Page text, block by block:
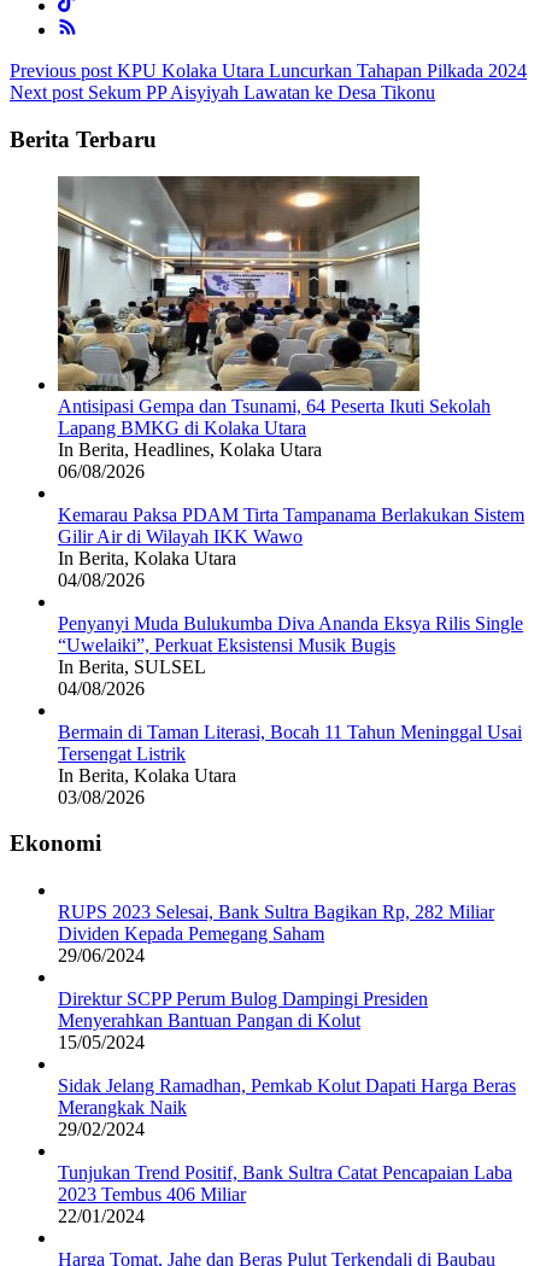
Post
navigation
Previous post KPU Kolaka Utara Luncurkan Tahapan Pilkada 2024
Next post Sekum PP Aisyiyah Lawatan ke Desa Tikonu
Berita Terbaru
Antisipasi Gempa dan Tsunami, 64 Peserta Ikuti Sekolah
Lapang BMKG di Kolaka Utara
In Berita, Headlines, Kolaka Utara
06/08/2026
Kemarau Paksa PDAM Tirta Tampanama Berlakukan Sistem
Gilir Air di Wilayah IKK Wawo
In Berita, Kolaka Utara
04/08/2026
Penyanyi Muda Bulukumba Diva Ananda Eksya Rilis Single
“Uwelaiki”, Perkuat Eksistensi Musik Bugis
In Berita, SULSEL
04/08/2026
Bermain di Taman Literasi, Bocah 11 Tahun Meninggal Usai
Tersengat Listrik
In Berita, Kolaka Utara
03/08/2026
Ekonomi
RUPS 2023 Selesai, Bank Sultra Bagikan Rp, 282 Miliar
Dividen Kepada Pemegang Saham
29/06/2024
Direktur SCPP Perum Bulog Dampingi Presiden
Menyerahkan Bantuan Pangan di Kolut
15/05/2024
Sidak Jelang Ramadhan, Pemkab Kolut Dapati Harga Beras
Merangkak Naik
29/02/2024
Tunjukan Trend Positif, Bank Sultra Catat Pencapaian Laba
2023 Tembus 406 Miliar
22/01/2024
Harga Tomat, Jahe dan Beras Pulut Terkendali di Baubau